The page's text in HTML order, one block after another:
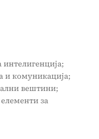
и комуникација;
вештини;
за